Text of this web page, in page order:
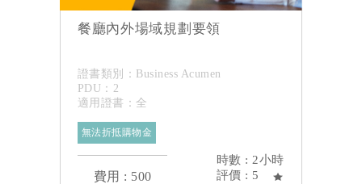
餐廳內外場域規劃要領
證書類別：Business Acumen
PDU：2
適用證書：全
無法折抵購物金
費用 : 500
時數 : 2小時
評價 : 5